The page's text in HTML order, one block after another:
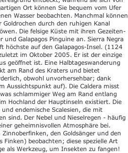
Ort können Sie bequem vom Ufer
Wasser beobachten. Manchmal können
durch den ruhigen Kanal
Die felsige Küste mit ihren Gezeiten-
Galapagos Pinguine an. Sierra Negra
höchste auf den Galapagos-Insel. (1124
im Oktober 2005. Er ist der einzige
geöffnet ist. Eine Halbtageswanderung
am Rand des Kraters und bietet
obwohl unvorhersehbar; dank
Aussichtspunkt auf). Die Caldera misst
schlammiger Weg am Rand entlang
Hochland der Hauptinseln existiert. Die
endemische Scalesien, die mit
sind. Der Nebel und Nieselregen - häufig
geheimnisvollen Atmosphäre bei.
den Goldsänger und den
beobachten; diese spezielle Art
als Werkzeug, um Insekten zu fangen!